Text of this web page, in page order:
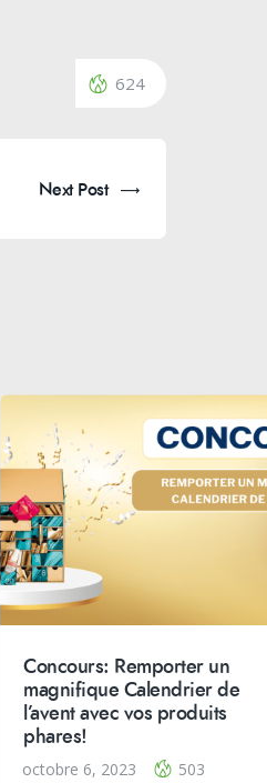
624
Next Post
Concours: Remporter un
magnifique Calendrier de
l’avent avec vos produits
phares!
octobre 6, 2023 503